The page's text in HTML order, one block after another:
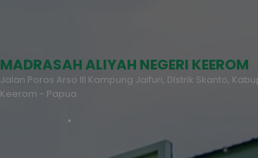
MADRASAH ALIYAH NEGERI KEEROM
Jalan Poros Arso III Kampung Jaifuri, DIstrik Skanto,
Keerom - Papua